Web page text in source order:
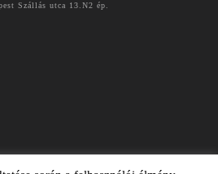
Szállás utca 13.N2 ép.